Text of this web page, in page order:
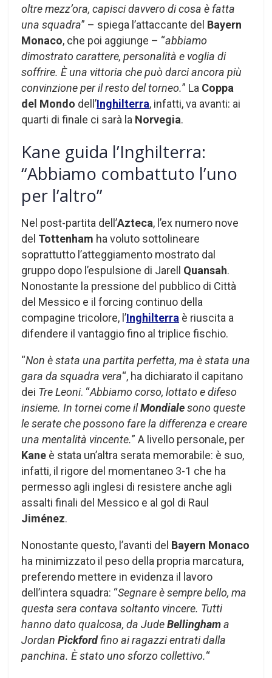
oltre mezz’ora, capisci davvero di cosa è fatta
una squadra” – spiega l’attaccante del Bayern
Monaco, che poi aggiunge – “abbiamo
dimostrato carattere, personalità e voglia di
soffrire. È una vittoria che può darci ancora più
convinzione per il resto del torneo.” La Coppa
del Mondo dell’Inghilterra, infatti, va avanti: ai
quarti di finale ci sarà la Norvegia.
Kane guida l’Inghilterra:
“Abbiamo combattuto l’uno
per l’altro”
Nel post-partita dell’Azteca, l’ex numero nove
del Tottenham ha voluto sottolineare
soprattutto l’atteggiamento mostrato dal
gruppo dopo l’espulsione di Jarell Quansah.
Nonostante la pressione del pubblico di Città
del Messico e il forcing continuo della
compagine tricolore, l’Inghilterra è riuscita a
difendere il vantaggio fino al triplice fischio.
“Non è stata una partita perfetta, ma è stata una
gara da squadra vera“, ha dichiarato il capitano
dei Tre Leoni. “Abbiamo corso, lottato e difeso
insieme. In tornei come ilMondialesono queste
le serate che possono fare la differenza e creare
una mentalità vincente.” A livello personale, per
Kane è stata un’altra serata memorabile: è suo,
infatti, il rigore del momentaneo 3-1 che ha
permesso agli inglesi di resistere anche agli
assalti finali del Messico e al gol di Raul
Jiménez.
Nonostante questo, l’avanti del Bayern Monaco
ha minimizzato il peso della propria marcatura,
preferendo mettere in evidenza il lavoro
dell’intera squadra: “Segnare è sempre bello, ma
questa sera contava soltanto vincere. Tutti
hanno dato qualcosa, da JudeBellinghama
Jordan Pickfordfino ai ragazzi entrati dalla
panchina. È stato uno sforzo collettivo.“